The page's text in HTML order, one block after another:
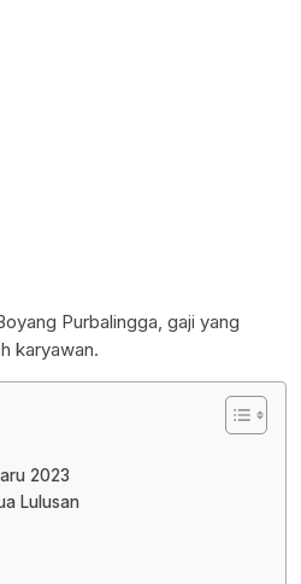
Purbalingga, gaji yang
karyawan.
2023
Lulusan